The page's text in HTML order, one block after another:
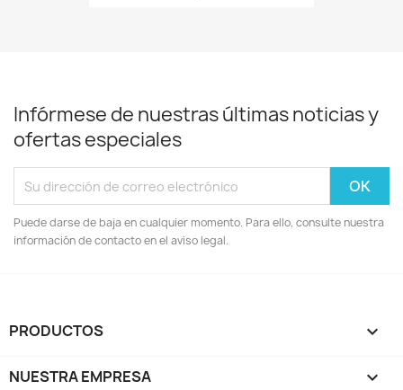
Infórmese de nuestras últimas noticias y
ofertas especiales
Puede darse de baja en cualquier momento. Para ello, consulte nuestra
información de contacto en el aviso legal.
PRODUCTOS 
NUESTRA EMPRESA 